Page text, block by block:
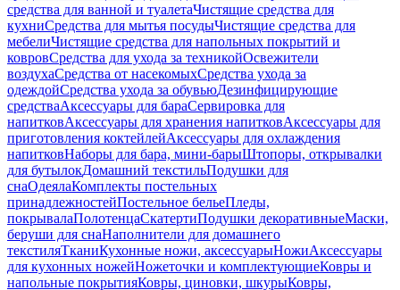
средства для ванной и туалетаЧистящие средства для
кухниСредства для мытья посудыЧистящие средства для
мебелиЧистящие средства для напольных покрытий и
ковровСредства для ухода за техникойОсвежители
воздухаСредства от насекомыхСредства ухода за
одеждойСредства ухода за обувьюДезинфицирующие
средстваАксессуары для бараСервировка для
напитковАксессуары для хранения напитковАксессуары для
приготовления коктейлейАксессуары для охлаждения
напитковНаборы для бара, мини-барыШтопоры, открывалки
для бутылокДомашний текстильПодушки для
снаОдеялаКомплекты постельных
принадлежностейПостельное бельеПледы,
покрывалаПолотенцаСкатертиПодушки декоративныеМаски,
беруши для снаНаполнители для домашнего
текстиляТканиКухонные ножи, аксессуарыНожиАксессуары
для кухонных ножейНожеточки и комплектующиеКовры и
напольные покрытияКовры, циновки, шкурыКовры,